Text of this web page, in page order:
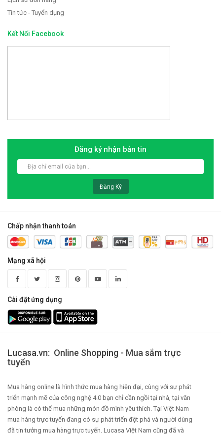
Tin tức - Tuyển dụng
Kết Nối Facebook
Đăng ký nhận bản tin
Đăng Ký
Chấp nhận thanh toán
Mạng xã hội
Cài đặt ứng dụng
Lucasa.vn: Online Shopping - Mua sắm trực
tuyến
Mua hàng online là hình thức mua hàng hiện đại, cùng với sự phát
triển mạnh mẽ của công nghệ 4.0 bạn chỉ cần ngồi tại nhà, tại văn
phòng là có thể mua những món đồ mình yêu thích. Tại Việt Nam
mua hàng trực tuyến đang có sự phát triển đột phá và người dùng
đã tin tưởng mua hàng trực tuyến. Lucasa Việt Nam cũng đã và